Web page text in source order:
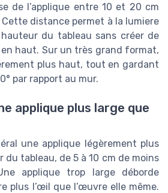
de l’applique entre 10 et 20 cm
distance permet à la lumiere
du tableau sans créer de
haut. Sur un très grand format,
plus haut, tout en gardant
par rapport au mur.
applique plus large que
une applique légèrement plus
du tableau, de 5 à 10 cm de moins
applique trop large déborde
plus l’œil que l’œuvre elle même.